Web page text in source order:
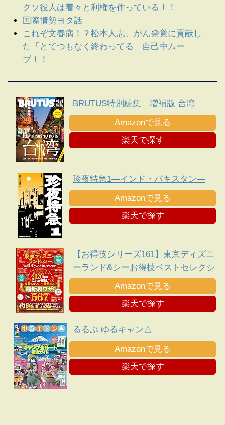
クソ役人は着々と利権を作っている！！
国際情勢ヨタ話
これぞ文春病！？松本人志、がん発覚に貢献し
た「とてつもなく終わってる」自己中ムー
ブ！！
BRUTUS特別編集 増補版 台湾
Amazonで見る
楽天で探す
珍夜特急1―インド・パキスタン―
Amazonで見る
楽天で探す
【お得技シリーズ161】東京ディズニ
ーランド&シーお得技ベストセレクシ
ョン
Amazonで見る
楽天で探す
るるぶ ゆるキャン△
Amazonで見る
楽天で探す